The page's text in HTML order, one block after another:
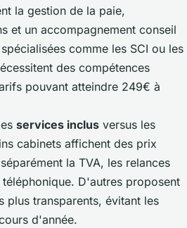
la gestion de la paie,
et un accompagnement conseil
comme les SCI ou les
des compétences
pouvant atteindre 249€ à
services inclus versus les
cabinets affichent des prix
la TVA, les relances
D'autres proposent
transparents, évitant les
d'année.